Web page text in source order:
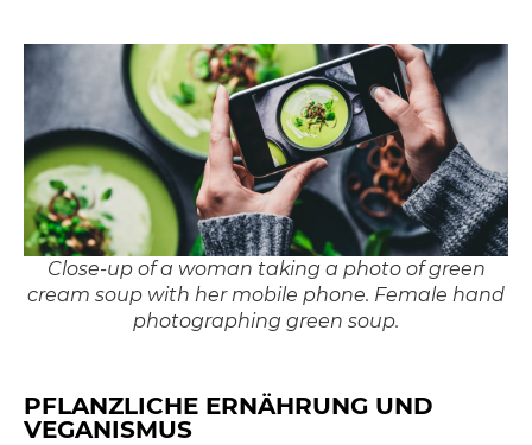
Close-up of a woman taking a photo of green
cream soup with her mobile phone. Female hand
photographing green soup.
PFLANZLICHE ERNÄHRUNG UND
VEGANISMUS